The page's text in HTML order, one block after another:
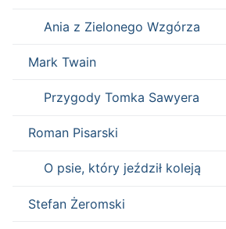
Ania z Zielonego Wzgórza
Mark Twain
Przygody Tomka Sawyera
Roman Pisarski
O psie, który jeździł koleją
Stefan Żeromski